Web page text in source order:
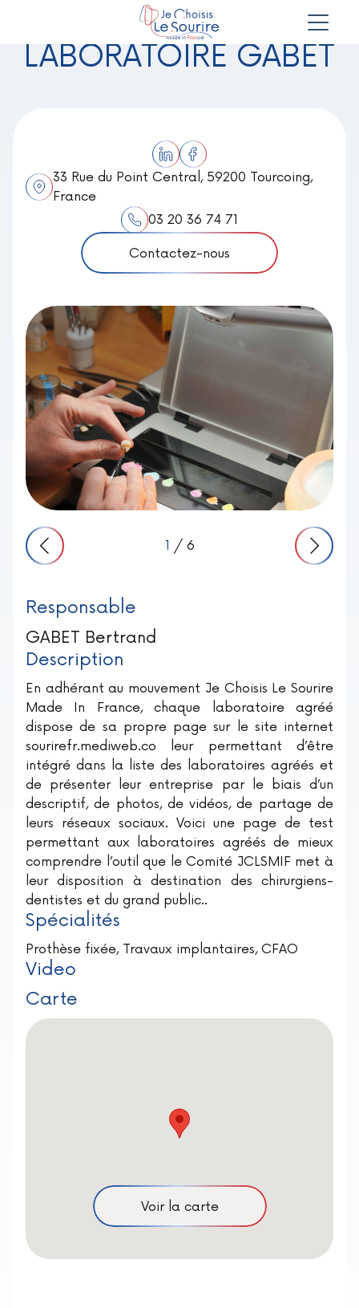
LABORATOIRE GABET
33 Rue du Point Central, 59200 Tourcoing,
France
03 20 36 74 71
Contactez-nous
1 / 6
Responsable
GABET Bertrand
Description
En adhérant au mouvement Je Choisis Le Sourire
Made In France, chaque laboratoire agréé
dispose de sa propre page sur le site internet
sourirefr.mediweb.co leur permettant d’être
intégré dans la liste des laboratoires agréés et
de présenter leur entreprise par le biais d’un
descriptif, de photos, de vidéos, de partage de
leurs réseaux sociaux. Voici une page de test
permettant aux laboratoires agréés de mieux
comprendre l’outil que le Comité JCLSMIF met à
leur disposition à destination des chirurgiens-
dentistes et du grand public..
Spécialités
Prothèse fixée, Travaux implantaires, CFAO
Video
Carte
Voir la carte